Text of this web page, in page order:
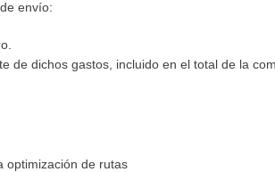
envío:
de dichos gastos, incluido en el total de la
optimización de rutas